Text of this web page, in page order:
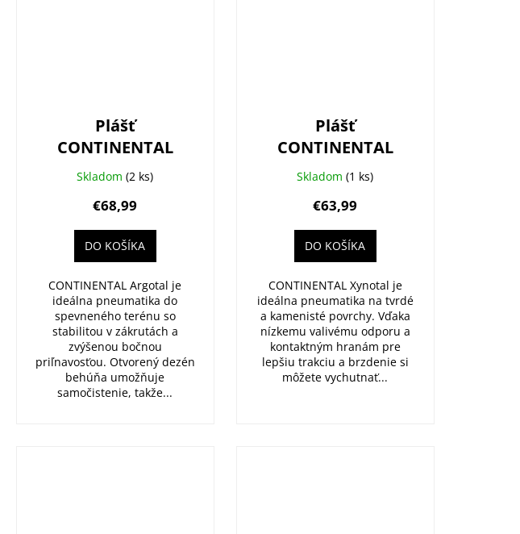
Plášť
CONTINENTAL
Argotal Trail
(65-622)
Skladom(2 ks)
€68,99
DO KOŠÍKA
CONTINENTAL Argotal je
ideálna pneumatika do
spevneného terénu so
stabilitou v zákrutách a
zvýšenou bočnou
priľnavosťou. Otvorený dezén
behúňa umožňuje
samočistenie, takže...
Plášť
CONTINENTAL
Xynotal Trail
(60-622)
Skladom(1 ks)
€63,99
DO KOŠÍKA
CONTINENTAL Xynotal je
ideálna pneumatika na tvrdé
a kamenisté povrchy. Vďaka
nízkemu valivému odporu a
kontaktným hranám pre
lepšiu trakciu a brzdenie si
môžete vychutnať...